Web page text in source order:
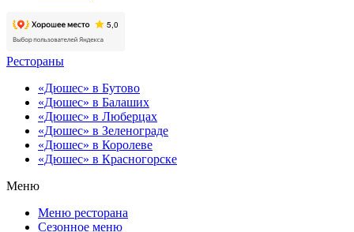
Рестораны
«Дюшес» в Бутово
«Дюшес» в Балаших
«Дюшес» в Люберцах
«Дюшес» в Зеленограде
«Дюшес» в Королеве
«Дюшес» в Красногорске
Меню
Меню ресторана
Сезонное меню